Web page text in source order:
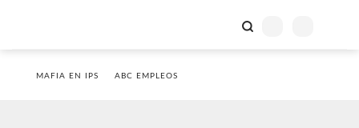
MAFIA EN IPS ABC EMPLEOS